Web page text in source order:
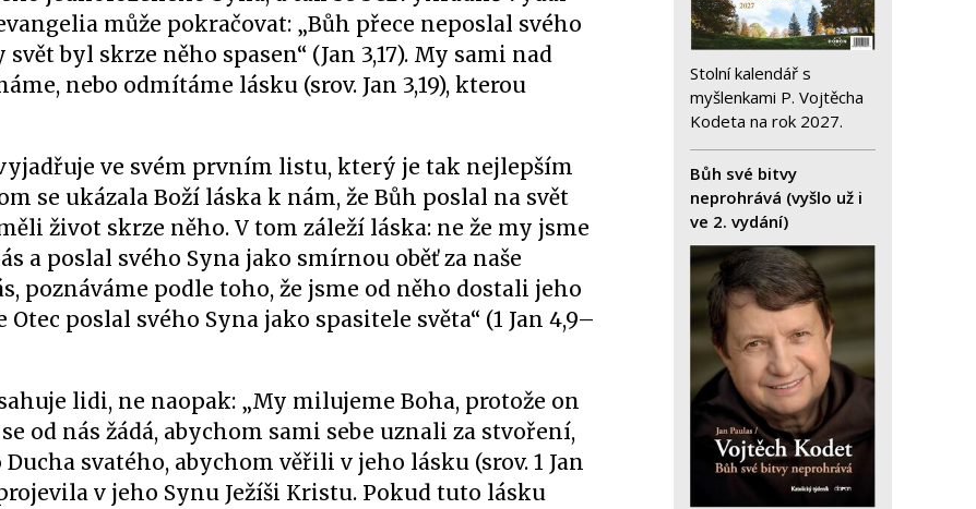
může pokračovat: „Bůh přece neposlal svého
byl skrze něho spasen“ (Jan 3,17). My sami nad
nebo odmítáme lásku (srov. Jan 3,19), kterou
ve svém prvním listu, který je tak nejlepším
se ukázala Boží láska k nám, že Bůh poslal na svět
život skrze něho. V tom záleží láska: ne že my jsme
a poslal svého Syna jako smírnou oběť za naše
poznáváme podle toho, že jsme od něho dostali jeho
poslal svého Syna jako spasitele světa“ (1 Jan 4,9–
lidi, ne naopak: „My milujeme Boha, protože on
od nás žádá, abychom sami sebe uznali za stvoření,
svatého, abychom věřili v jeho lásku (srov. 1 Jan
v jeho Synu Ježíši Kristu. Pokud tuto lásku
Stolní kalendář s
myšlenkami P. Vojtěcha
Kodeta na rok 2027.
Bůh své bitvy
neprohrává (vyšlo už i
ve 2. vydání)